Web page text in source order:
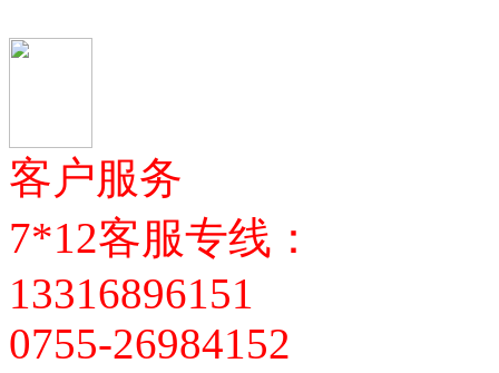
客户服务
7*12客服专线：
13316896151
0755-26984152